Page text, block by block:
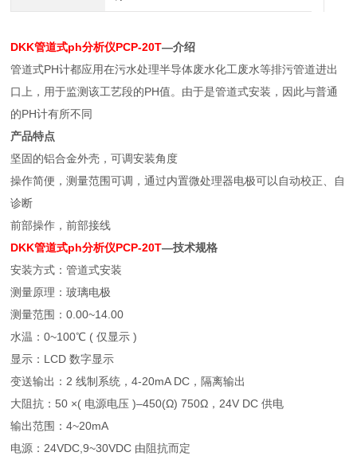
DKK管道式ph分析仪PCP-20T—介绍
管道式PH计都应用在污水处理半导体废水化工废水等排污管道进出
口上，用于监测该工艺段的PH值。由于是管道式安装，因此与普通
的PH计有所不同
产品特点
坚固的铝合金外壳，可调安装角度
操作简便，测量范围可调，通过内置微处理器电极可以自动校正、自
诊断
前部操作，前部接线
DKK管道式ph分析仪PCP-20T—技术规格
安装方式：管道式安装
测量原理：玻璃电极
测量范围：0.00~14.00
水温：0~100℃ ( 仅显示 )
显示：LCD 数字显示
变送输出：2 线制系统，4-20mA DC，隔离输出
大阻抗：50 ×( 电源电压 )–450(Ω) 750Ω，24V DC 供电
输出范围：4~20mA
电源：24VDC,9~30VDC 由阻抗而定